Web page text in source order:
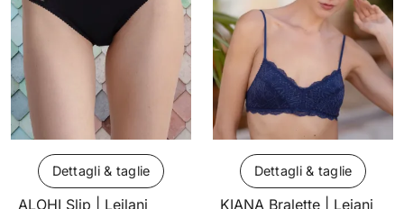
Dettagli & taglie
ALOHI Slip | Leilani
Dettagli & taglie
KIANA Bralette | Leiani